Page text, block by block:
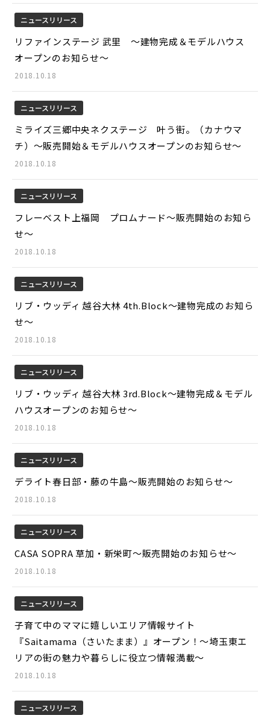
ニュースリリース
リファインステージ 武里 ～建物完成＆モデルハウス
オープンのお知らせ～
2018.10.18
ニュースリリース
ミライズ三郷中央ネクステージ 叶う街。（カナウマ
チ）～販売開始＆モデルハウスオープンのお知らせ～
2018.10.18
ニュースリリース
フレーベスト上福岡 プロムナード～販売開始のお知ら
せ～
2018.10.18
ニュースリリース
リブ・ウッディ 越谷大林 4th.Block～建物完成のお知ら
せ～
2018.10.18
ニュースリリース
リブ・ウッディ 越谷大林 3rd.Block～建物完成＆モデル
ハウスオープンのお知らせ～
2018.10.18
ニュースリリース
デライト春日部・藤の牛島～販売開始のお知らせ～
2018.10.18
ニュースリリース
CASA SOPRA 草加・新栄町～販売開始のお知らせ～
2018.10.18
ニュースリリース
子育て中のママに嬉しいエリア情報サイト
『Saitamama（さいたまま）』オープン！～埼玉東エ
リアの街の魅力や暮らしに役立つ情報満載～
2018.10.18
ニュースリリース